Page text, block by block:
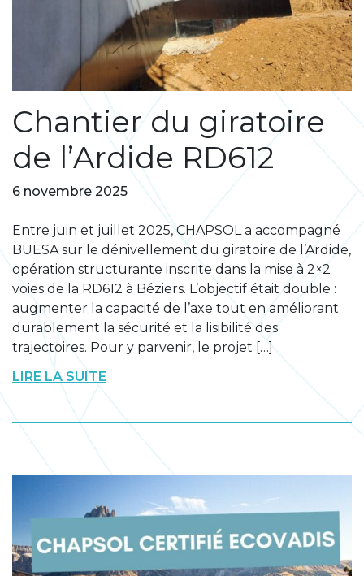
Chantier du giratoire
de l’Ardide RD612
6 novembre 2025
Entre juin et juillet 2025, CHAPSOL a accompagné
BUESA sur le dénivellement du giratoire de l’Ardide,
opération structurante inscrite dans la mise à 2×2
voies de la RD612 à Béziers. L’objectif était double :
augmenter la capacité de l’axe tout en améliorant
durablement la sécurité et la lisibilité des
trajectoires. Pour y parvenir, le projet […]
LIRE LA SUITE